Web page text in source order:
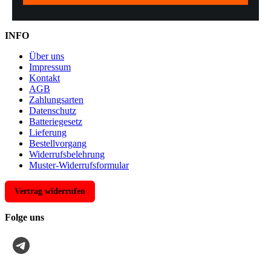
INFO
Über uns
Impressum
Kontakt
AGB
Zahlungsarten
Datenschutz
Batteriegesetz
Lieferung
Bestellvorgang
Widerrufsbelehrung
Muster-Widerrufsformular
Vertrag widerrufen
Folge uns